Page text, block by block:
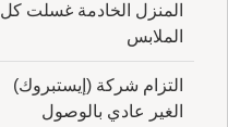
المنزل الخادمة غسلت كل
الملابس
التزام شركة (إيستبروك)
الغير عادي بالوصول